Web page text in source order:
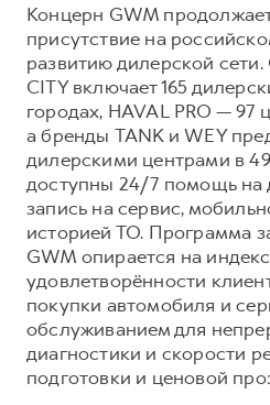
Концерн GWM
присутствие на
развитию дилерской сети.
CITY включает 165
городах, HAVAL PRO — 97
а бренды TANK и WEY
дилерскими центрами в
доступны 24/7 помощь на
запись на сервис,
историей ТО. Программа
GWM опирается на
удовлетворённости
покупки автомобиля и
обслуживанием для
диагностики и скорости
подготовки и ценовой